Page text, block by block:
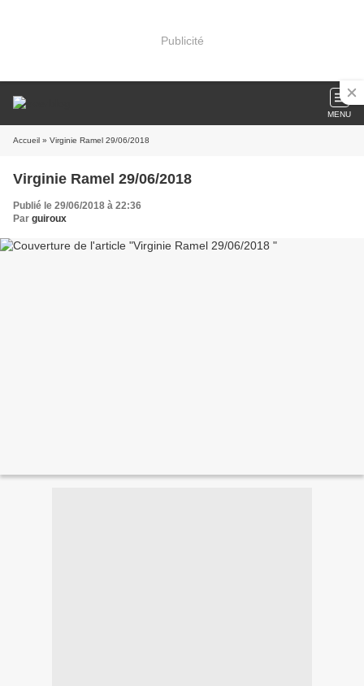
Publicité
MENU
Accueil » Virginie Ramel 29/06/2018
Virginie Ramel 29/06/2018
Publié le 29/06/2018 à 22:36
Par guiroux